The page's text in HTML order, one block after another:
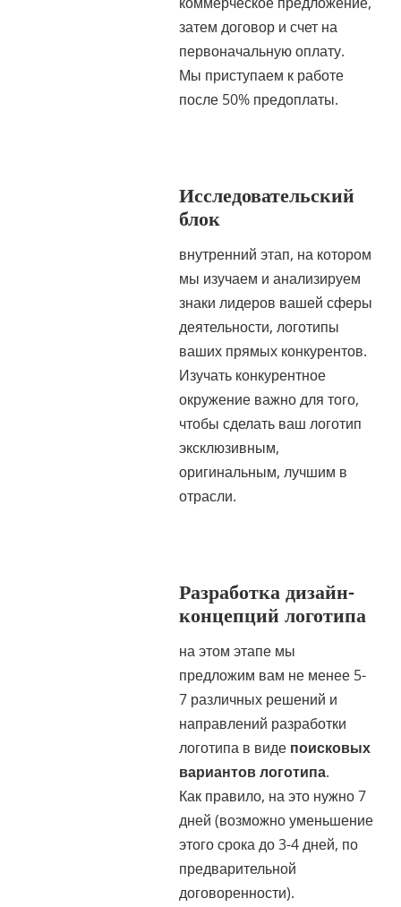
затем договор и счет на
первоначальную оплату.
Мы приступаем к работе
после 50% предоплаты.
Исследовательский
блок
внутренний этап, на котором
мы изучаем и анализируем
знаки лидеров вашей сферы
деятельности, логотипы
ваших прямых конкурентов.
Изучать конкурентное
окружение важно для того,
чтобы сделать ваш логотип
эксклюзивным,
оригинальным, лучшим в
отрасли.
Разработка дизайн-
концепций логотипа
на этом этапе мы
предложим вам не менее 5-
7 различных решений и
направлений разработки
логотипа в виде поисковых
вариантов логотипа.
Как правило, на это нужно 7
дней (возможно уменьшение
этого срока до 3-4 дней, по
предварительной
договоренности).